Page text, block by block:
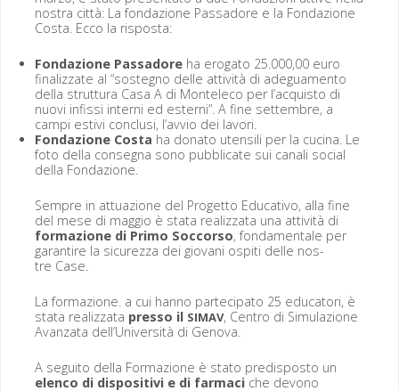
nos­tra cit­tà: La fon­dazione Pas­sadore e la Fon­dazione
Cos­ta. Ecco la risposta:
Fon­dazione Pas­sadoreha eroga­to 25.000,00 euro
final­iz­zate al “sosteg­no delle attiv­ità di adegua­men­to
del­la strut­tura Casa A di Mon­t­ele­co per l’ac­quis­to di
nuovi infis­si interni ed esterni”. A fine set­tem­bre, a
campi estivi con­clusi, l’avvio dei lavori.
Fon­dazione Cos­ta ha dona­to uten­sili per la cuci­na. Le
foto del­la con­seg­na sono pub­bli­cate sui canali social
del­la Fondazione.
Sem­pre in attuazione del Prog­et­to Educa­ti­vo, alla fine
del mese di mag­gio è sta­ta real­iz­za­ta una attiv­ità di
for­mazione di Pri­mo Soc­cor­so, fon­da­men­tale per
garan­tire la sicurez­za dei gio­vani ospi­ti delle nos­
tre Case.
La for­mazione. a cui han­no parte­ci­pa­to 25 edu­ca­tori, è
sta­ta real­iz­za­ta pres­so il SIMAV, Cen­tro di Sim­u­lazione
Avan­za­ta dell’Università di Genova.
A segui­to del­la For­mazione è sta­to pre­dis­pos­to un
elen­co di dis­pos­i­tivi e di far­ma­ciche devono